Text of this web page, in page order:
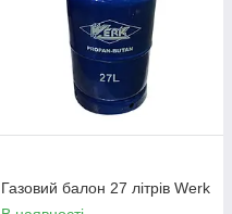
Газовий балон 27 літрів Werk